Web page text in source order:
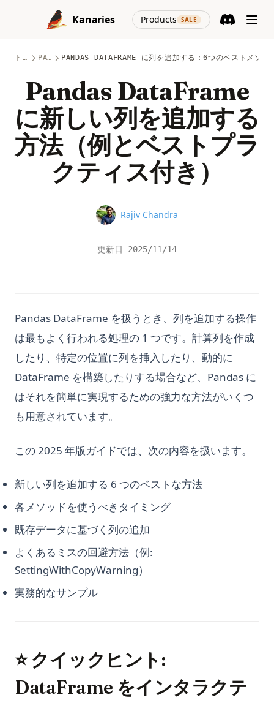
Skip to content
Kanaries
Products SALE
(opens in a
トピック PANDAS PANDAS DATAFRAME に列を追加する：6つのベストメソ
Pandas DataFrame
に新しい列を追加する
方法（例とベストプラ
クティス付き）
Name
Rajiv Chandra
更新日 2025/11/14
Pandas DataFrame を扱うとき、列を追加する操作
は最もよく行われる処理の 1 つです。計算列を作成
したり、特定の位置に列を挿入したり、動的に
DataFrame を構築したりする場合など、Pandas に
はそれを簡単に実現するための強力な方法がいくつ
も用意されています。
この 2025 年版ガイドでは、次の内容を扱います。
新しい列を追加する 6 つのベストな方法
各メソッドを使うべきタイミング
既存データに基づく列の追加
よくあるミスの回避方法（例:
SettingWithCopyWarning）
実務的なサンプル
⭐ クイックヒント:
DataFrame をインタラクテ